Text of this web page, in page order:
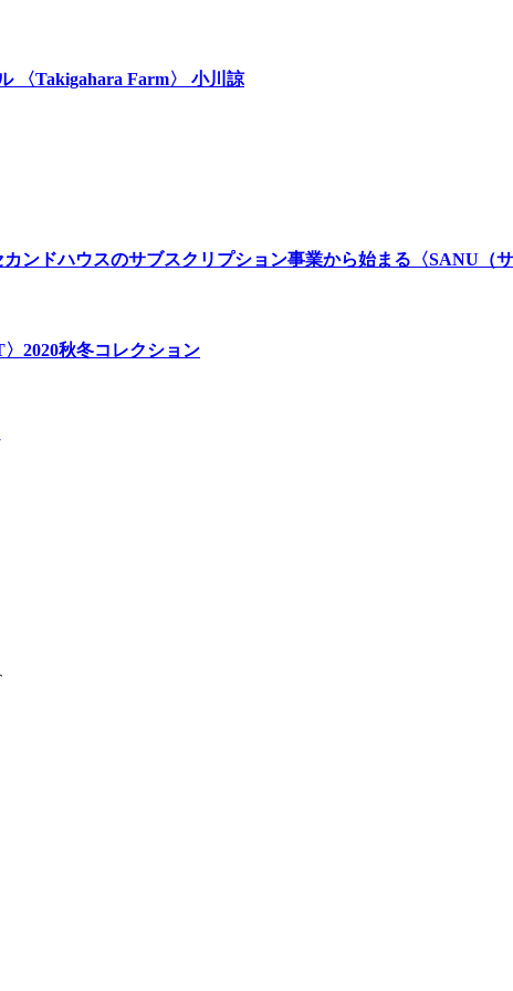
〈Takigahara Farm〉 小川諒
ンドハウスのサブスクリプション事業から始まる〈SANU（
2020秋冬コレクション